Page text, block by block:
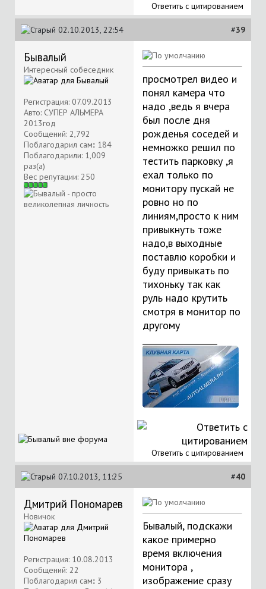
Ответить с цитированием
02.10.2013, 22:54 #39
Бывалый
Интересный собеседник
Регистрация: 07.09.2013
Авто: СУПЕР АЛЬМЕРА
2013год
Сообщений: 2,792
Поблагодарил сам:: 184
Поблагодарили: 1,009
раз(а)
Вес репутации: 250
просмотрел видео и
понял камера что
надо ,ведь я вчера
был после дня
рожденья соседей и
немножко решил по
тестить парковку ,я
ехал только по
монитору пускай не
ровно но по
линиям,просто к ним
привыкнуть тоже
надо,в выходные
поставлю коробки и
буду привыкать по
тихоньку так как
руль надо крутить
смотря в монитор по
другому
Ответить с цитированием
07.10.2013, 11:25 #40
Дмитрий Пономарев
Новичок
Регистрация: 10.08.2013
Сообщений: 22
Поблагодарил сам:: 3
Бывалый, подскажи
какое примерно
время включения
монитора ,
изображение сразу